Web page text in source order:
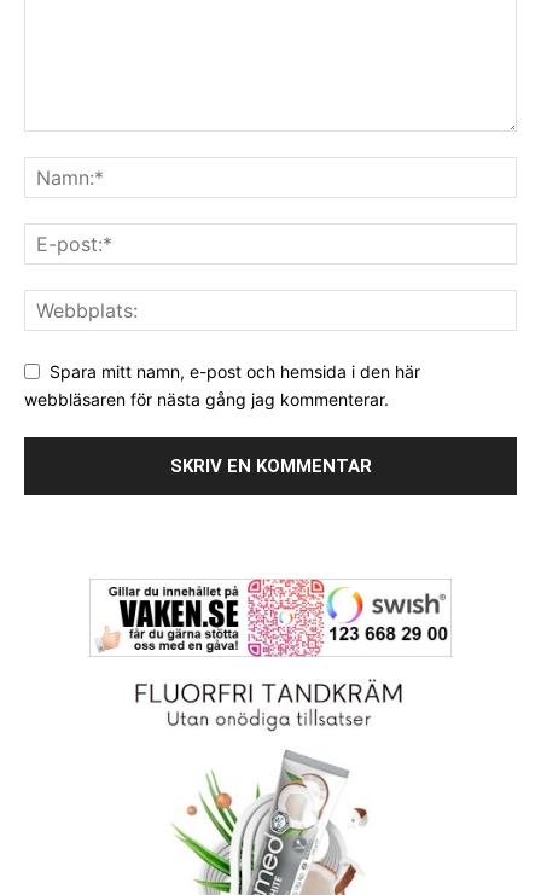
Spara mitt namn, e-post och hemsida i den här
webbläsaren för nästa gång jag kommenterar.